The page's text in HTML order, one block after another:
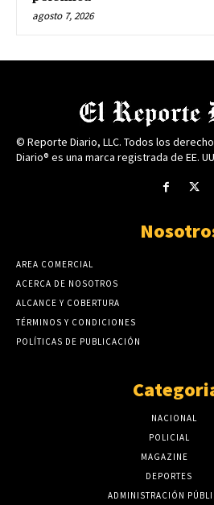
agosto 7, 2026
© Reporte Diario, LLC. Todos los
Diario® es una marca registrada de EE.
AREA COMERCIAL
ACERCA DE NOSOTROS
ALCANCE Y COBERTURA
TÉRMINOS Y CONDICIONES
POLÍTICAS DE PUBLICACIÓN
NACIONAL
POLICIAL
MAGAZINE
DEPORTES
ADMINISTRACIÓN